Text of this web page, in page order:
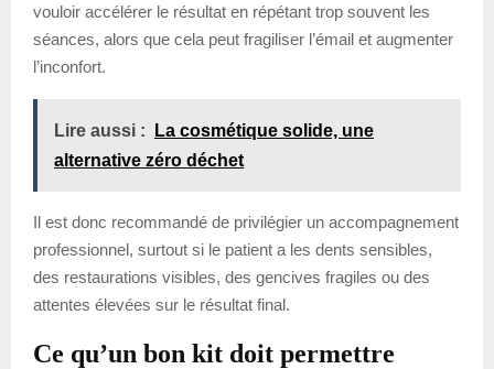
vouloir accélérer le résultat en répétant trop souvent les
séances, alors que cela peut fragiliser l’émail et augmenter
l’inconfort.
Lire aussi :
La cosmétique solide, une
alternative zéro déchet
Il est donc recommandé de privilégier un accompagnement
professionnel, surtout si le patient a les dents sensibles,
des restaurations visibles, des gencives fragiles ou des
attentes élevées sur le résultat final.
Ce qu’un bon kit doit permettre